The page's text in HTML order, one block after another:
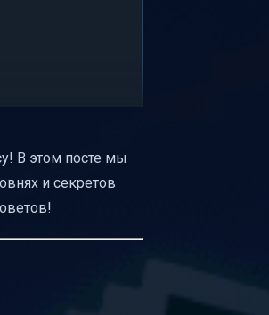
В этом посте мы
и секретов